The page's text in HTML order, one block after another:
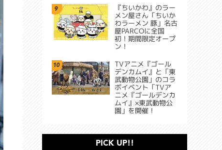
9
『ちいかわ』のラー
メン屋さん「ちいか
わラーメン 豚」名古
屋PARCOに全国
初！期間限定オープ
ン！
10
TVアニメ『ゴール
デンカムイ』と「東
武動物公園」のコラ
ボイベント「TVア
ニメ『ゴールデンカ
ムイ』×東武動物公
園」を開催！
PICK UP!!